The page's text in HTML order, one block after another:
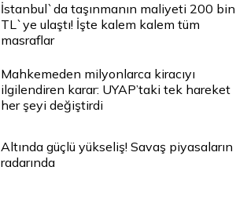
İstanbul`da taşınmanın maliyeti 200 bin
TL`ye ulaştı! İşte kalem kalem tüm
masraflar
Mahkemeden milyonlarca kiracıyı
ilgilendiren karar: UYAP’taki tek hareket
her şeyi değiştirdi
Altında güçlü yükseliş! Savaş piyasaların
radarında